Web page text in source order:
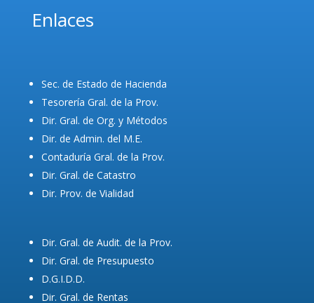
Enlaces
Sec. de Estado de Hacienda
Tesorería Gral. de la Prov.
Dir. Gral. de Org. y Métodos
Dir. de Admin. del M.E.
Contaduría Gral. de la Prov.
Dir. Gral. de Catastro
Dir. Prov. de Vialidad
Dir. Gral. de Audit. de la Prov.
Dir. Gral. de Presupuesto
D.G.I.D.D.
Dir. Gral. de Rentas